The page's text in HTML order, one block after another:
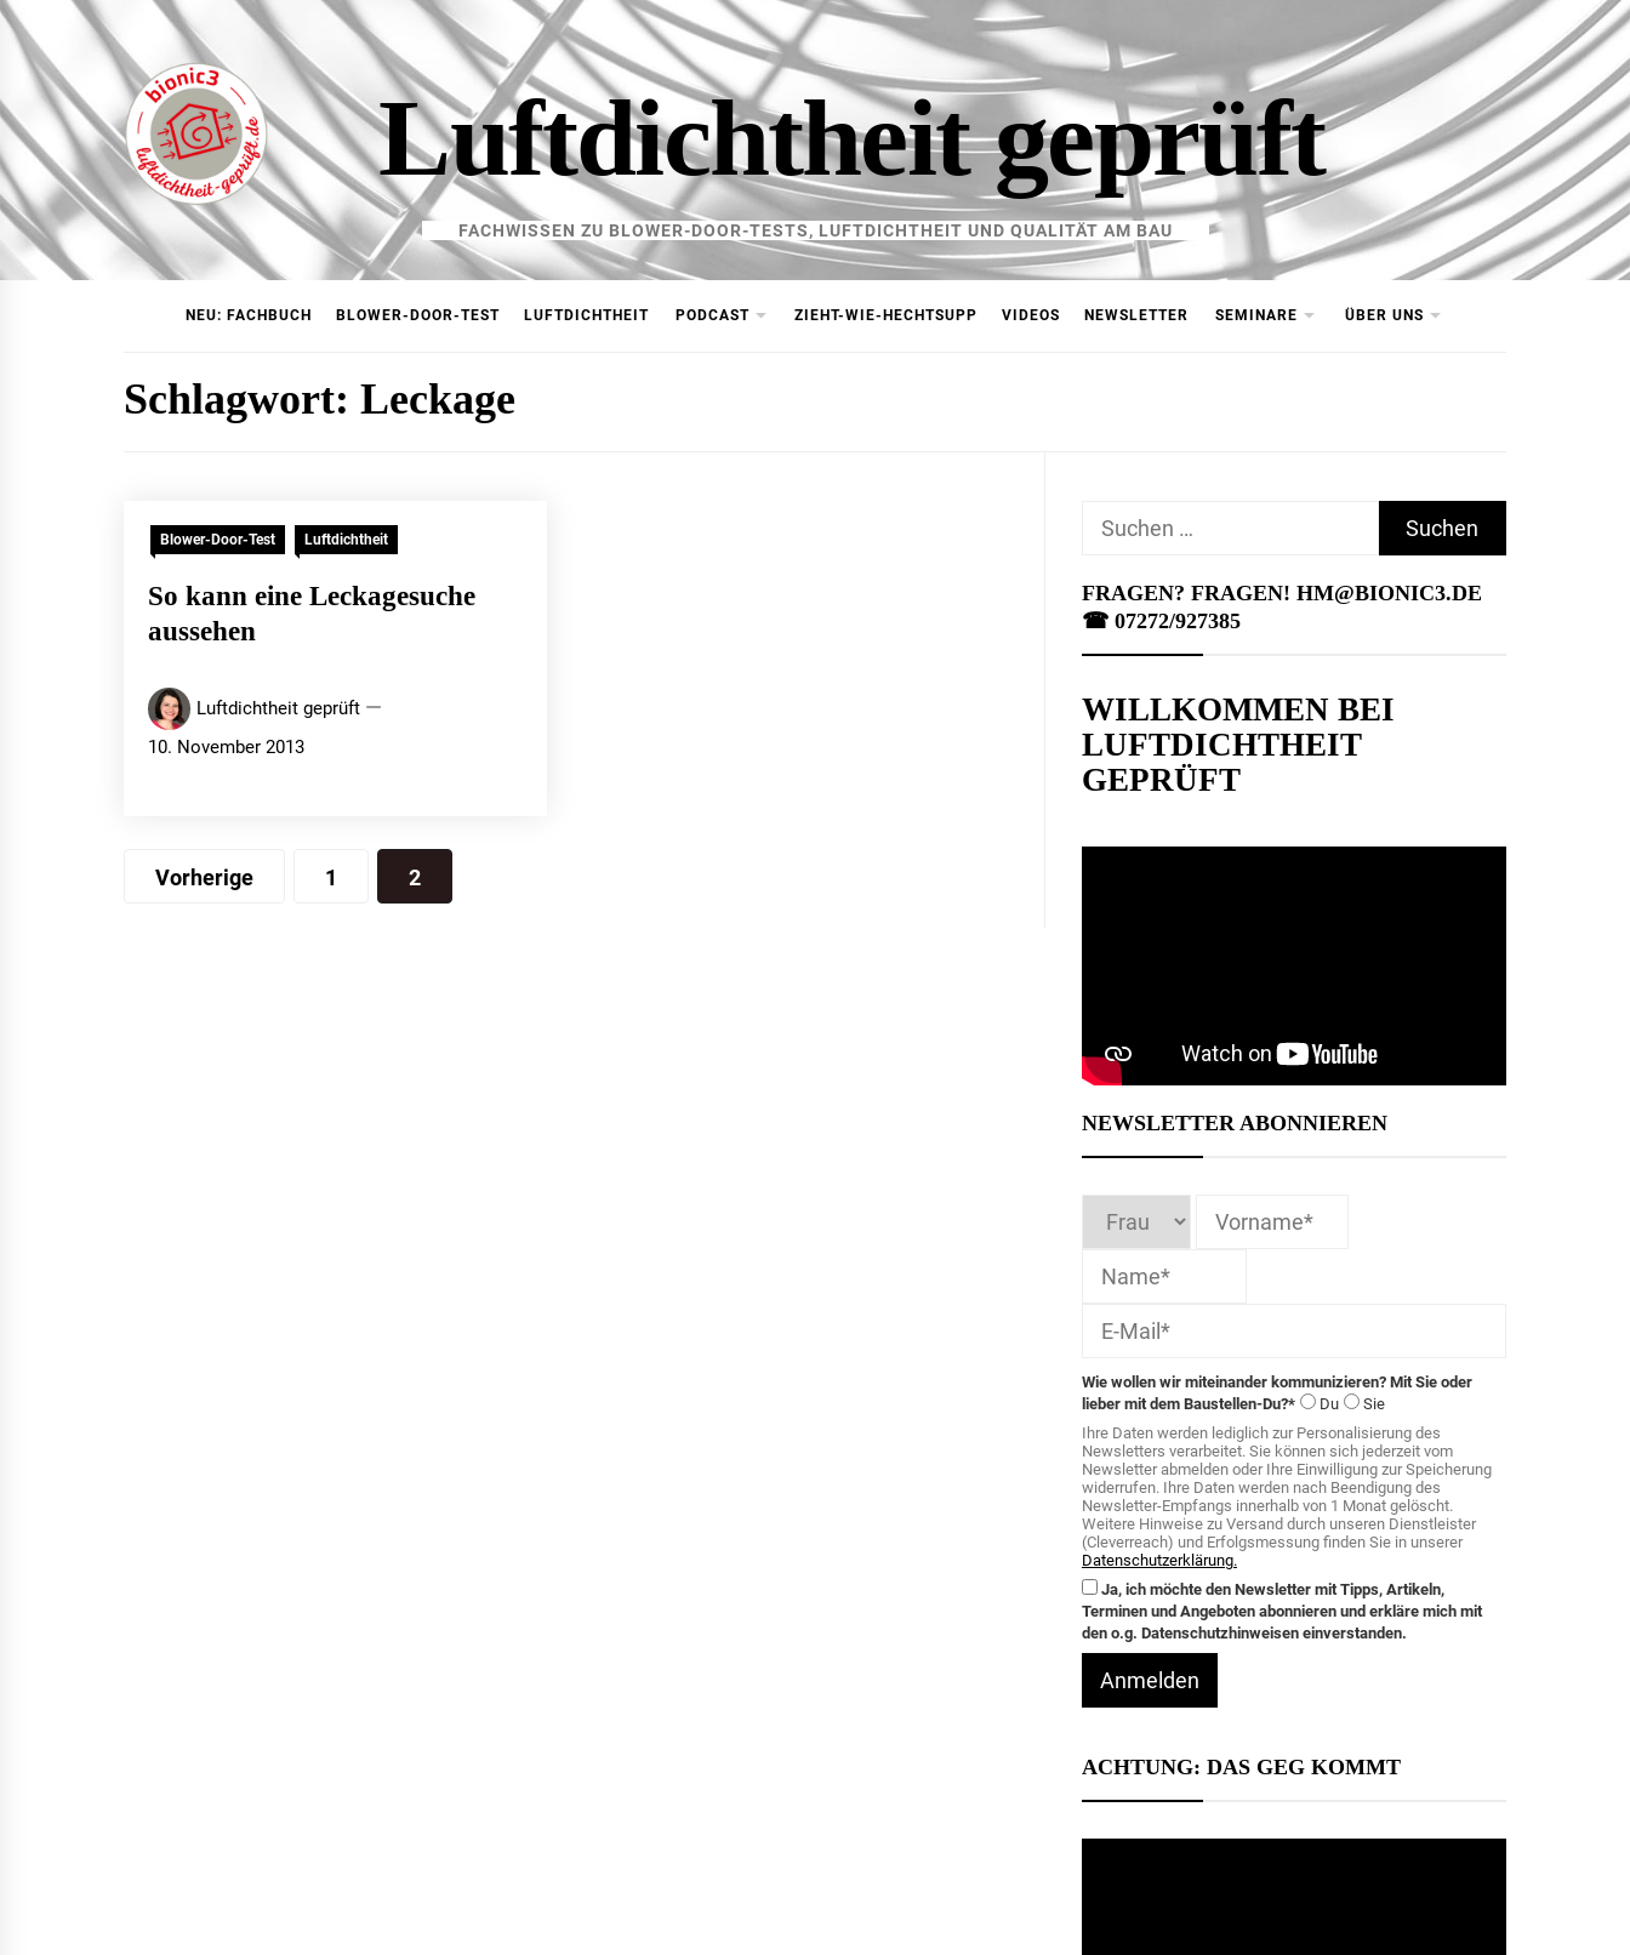
Skip
content
Luftdichtheit geprüft
FACHWISSEN ZU BLOWER-DOOR-TESTS, LUFTDICHTHEIT UND QUALITÄT AM BAU
NEU: FACHBUCH BLOWER-DOOR-TEST LUFTDICHTHEIT PODCAST ZIEHT-WIE-HECHTSUPP VIDEOS NEWSLETTER SEMINARE ÜBER UNS
Schlagwort: Leckage
Blower-Door-Test Luftdichtheit
So kann eine Leckagesuche
aussehen
Luftdichtheit geprüft
10. November 2013
Seitennummerierung
Vorherige 1 2
Suchen
FRAGEN? FRAGEN! HM@BIONIC3.DE
☎︎ 07272/927385
WILLKOMMEN BEI
LUFTDICHTHEIT
GEPRÜFT
NEWSLETTER ABONNIEREN
Wie wollen wir miteinander kommunizieren? Mit Sie oder
lieber mit dem Baustellen-Du?*
Du
Sie
Ihre Daten werden lediglich zur Personalisierung des
Newsletters verarbeitet. Sie können sich jederzeit vom
Newsletter abmelden oder Ihre Einwilligung zur Speicherung
widerrufen. Ihre Daten werden nach Beendigung des
Newsletter-Empfangs innerhalb von 1 Monat gelöscht.
Weitere Hinweise zu Versand durch unseren Dienstleister
(Cleverreach) und Erfolgsmessung finden Sie in unserer
Datenschutzerklärung.
Ja, ich möchte den Newsletter mit Tipps, Artikeln,
Terminen und Angeboten abonnieren und erkläre mich mit
den o.g. Datenschutzhinweisen einverstanden.
Anmelden
ACHTUNG: DAS GEG KOMMT